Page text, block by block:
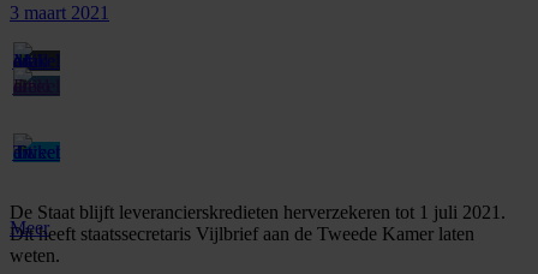
3 maart 2021
De Staat blijft leverancierskredieten herverzekeren tot 1 juli 2021.
Dit heeft staatssecretaris Vijlbrief aan de Tweede Kamer laten
weten.
Meer